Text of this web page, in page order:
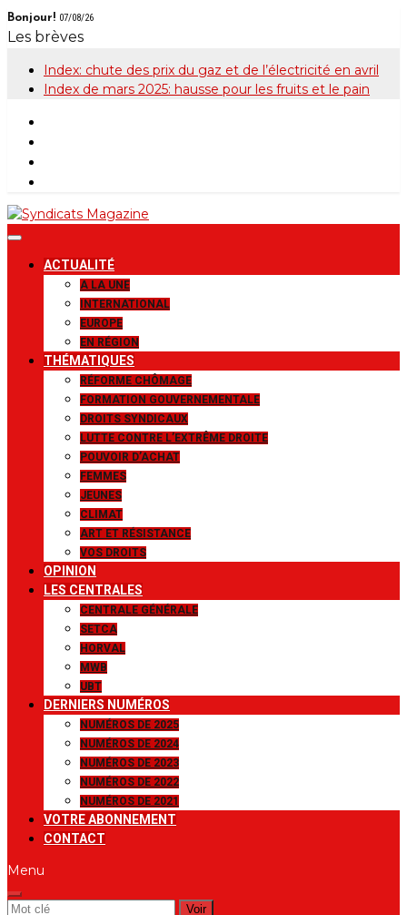
Skip
to
Bonjour! 07/08/26
Les brèves
Index: chute des prix du gaz et de l’électricité en avril
Index de mars 2025: hausse pour les fruits et le pain
Syndicats
Magazine
Le magazine de la FGTB
ACTUALITÉ
A LA UNE
INTERNATIONAL
EUROPE
EN RÉGION
THÉMATIQUES
RÉFORME CHÔMAGE
FORMATION GOUVERNEMENTALE
DROITS SYNDICAUX
LUTTE CONTRE L’EXTRÊME DROITE
POUVOIR D’ACHAT
FEMMES
JEUNES
CLIMAT
ART ET RÉSISTANCE
VOS DROITS
OPINION
LES CENTRALES
CENTRALE GÉNÉRALE
SETCA
HORVAL
MWB
UBT
DERNIERS NUMÉROS
NUMÉROS DE 2025
NUMÉROS DE 2024
NUMÉROS DE 2023
NUMÉROS DE 2022
NUMÉROS DE 2021
VOTRE ABONNEMENT
CONTACT
Menu
Rechercher: